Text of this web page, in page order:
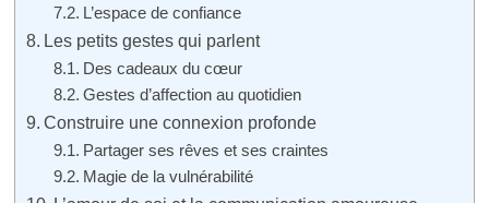
L’espace de confiance
Les petits gestes qui parlent
Des cadeaux du cœur
Gestes d’affection au quotidien
Construire une connexion profonde
Partager ses rêves et ses craintes
Magie de la vulnérabilité